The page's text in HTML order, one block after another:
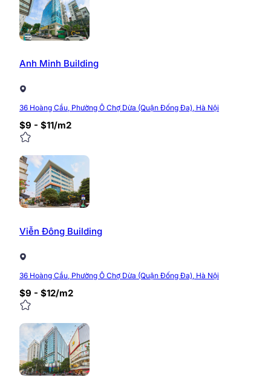
0/5(0 Reviews)
Anh Minh Building
36 Hoàng Cầu, Phường Ô Chợ Dừa (Quận Đống Đa), Hà Nội
$9 - $11/m2
Viễn Đông Building
36 Hoàng Cầu, Phường Ô Chợ Dừa (Quận Đống Đa), Hà Nội
$9 - $12/m2